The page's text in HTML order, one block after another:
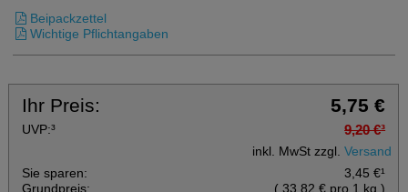
Beipackzettel
Wichtige Pflichtangaben
Ihr Preis: 5,75 €
UVP:³ 9,20 €³
inkl. MwSt zzgl.Versand
Sie sparen:
3,45 €¹
Grundpreis:
( 33,82 € pro 1 kg)